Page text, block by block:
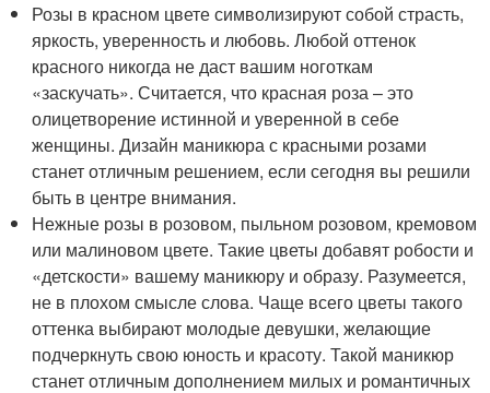
Розы в красном цвете символизируют собой страсть,
яркость, уверенность и любовь. Любой оттенок
красного никогда не даст вашим ноготкам
«заскучать». Считается, что красная роза – это
олицетворение истинной и уверенной в себе
женщины. Дизайн маникюра с красными розами
станет отличным решением, если сегодня вы решили
быть в центре внимания.
Нежные розы в розовом, пыльном розовом, кремовом
или малиновом цвете. Такие цветы добавят робости и
«детскости» вашему маникюру и образу. Разумеется,
не в плохом смысле слова. Чаще всего цветы такого
оттенка выбирают молодые девушки, желающие
подчеркнуть свою юность и красоту. Такой маникюр
станет отличным дополнением милых и романтичных